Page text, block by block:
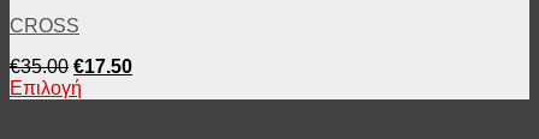
CROSS
€35.00 €17.50
Επιλογή